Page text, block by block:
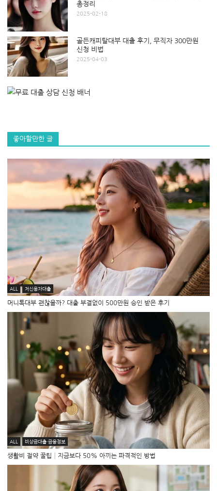
총정리
2025-02-18
골든캐피탈대부 대출 후기, 무직자 300만원
신청 비법
2025-04-03
좋아할만한 글
ALL 저신용자대출
머니톡대부 괜찮을까? 대출 부결없이 500만원 승인 받은 후기
ALL 비상금대출·금융정보
생활비 절약 꿀팁│지금보다 50% 아끼는 파격적인 방법